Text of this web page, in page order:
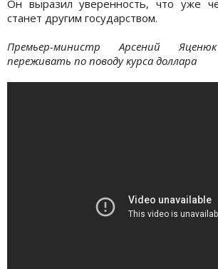
Он выразил уверенность, что уже
станет другим государством.
Премьер-министр Арсений
переживать по поводу курса доллара